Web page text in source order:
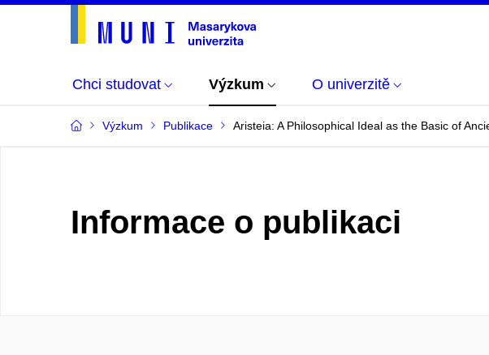
Chci studovat Výzkum O univerzitě
Výzkum Publikace Aristeia: A Philosophical Ideal as the Basic of
Informace o publikaci